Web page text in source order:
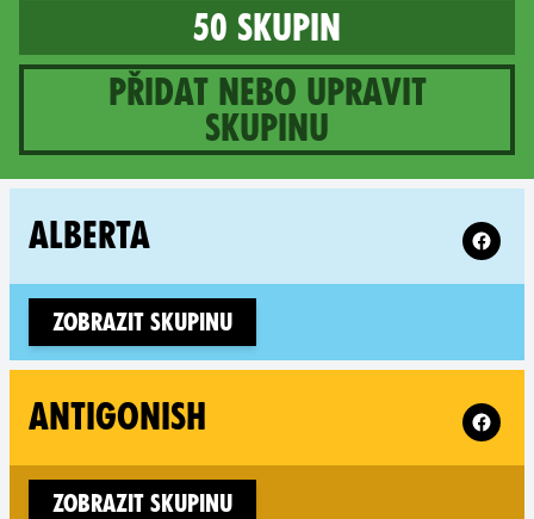
50 skupin
Přidat nebo upravit
skupinu
50 groups in Canada
ALBERTA Follow
Zobrazit skupinu
ANTIGONISH Follow
Zobrazit skupinu